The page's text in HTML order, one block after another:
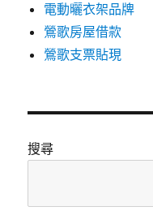
電動曬衣架品牌
鶯歌房屋借款
鶯歌支票貼現
搜尋